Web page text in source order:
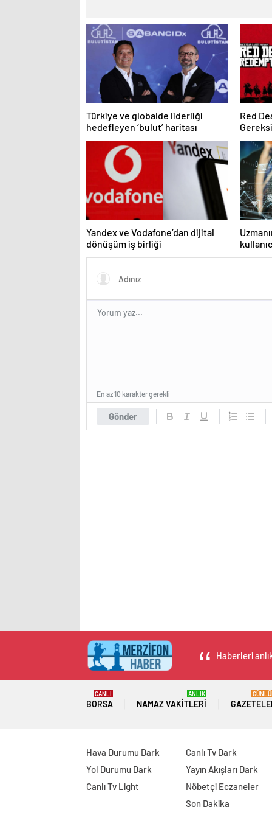
Türkiye ve globalde liderliği
hedefleyen ‘bulut’ haritası
Red
GB Yer
Yandex ve Vodafone’dan dijital
dönüşüm iş birliği
Gönder
En az 10 karakter gerekli
Haberleri
BORSA
CANLI
NAMAZ VAKITLERI
ANLIK
Hava Durumu Dark
Yol Durumu Dark
Canlı Tv Light
Canlı Tv Dark
Yayın Akışları Dark
Nöbetçi Eczaneler
Son Dakika